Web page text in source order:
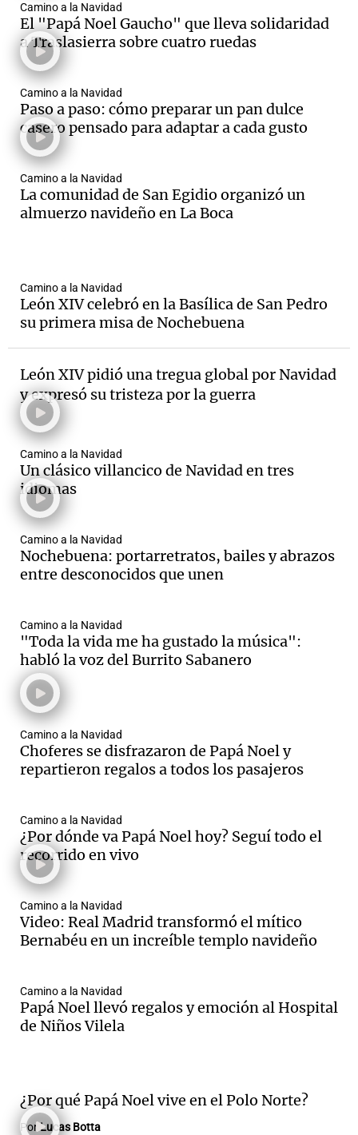
Camino a la Navidad
El "Papá Noel Gaucho" que lleva solidaridad
a Traslasierra sobre cuatro ruedas
Camino a la Navidad
Paso a paso: cómo preparar un pan dulce
casero pensado para adaptar a cada gusto
Camino a la Navidad
La comunidad de San Egidio organizó un
almuerzo navideño en La Boca
Camino a la Navidad
León XIV celebró en la Basílica de San Pedro
su primera misa de Nochebuena
León XIV pidió una tregua global por Navidad
y expresó su tristeza por la guerra
Camino a la Navidad
Un clásico villancico de Navidad en tres
idiomas
Camino a la Navidad
Nochebuena: portarretratos, bailes y abrazos
entre desconocidos que unen
Camino a la Navidad
"Toda la vida me ha gustado la música":
habló la voz del Burrito Sabanero
Camino a la Navidad
Choferes se disfrazaron de Papá Noel y
repartieron regalos a todos los pasajeros
Camino a la Navidad
¿Por dónde va Papá Noel hoy? Seguí todo el
recorrido en vivo
Camino a la Navidad
Video: Real Madrid transformó el mítico
Bernabéu en un increíble templo navideño
Camino a la Navidad
Papá Noel llevó regalos y emoción al Hospital
de Niños Vilela
¿Por qué Papá Noel vive en el Polo Norte?
PorLucas Botta
Mundial 2026
Notas
Cadena 3